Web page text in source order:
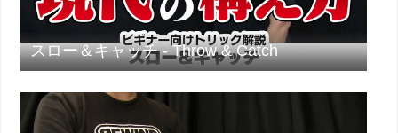
スロー＆キャッチ - Throw & Catch